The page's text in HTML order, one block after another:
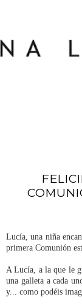
Lucía, una niña
primera Comunión
A Lucía, a la que le
una galleta a cada
y... como podéis